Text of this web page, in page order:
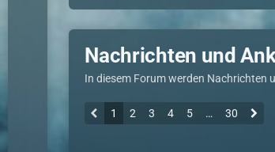
Nachrichten und
In diesem Forum werden Nachrichten
1 2 3 4 5 … 30